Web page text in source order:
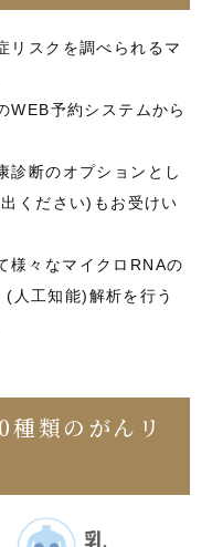
リスクを調べられるマ
WEB予約システムから
診断のオプションとし
ください)もお受けい
様々なマイクロRNAの
人工知能)解析を行う
類のがんリ